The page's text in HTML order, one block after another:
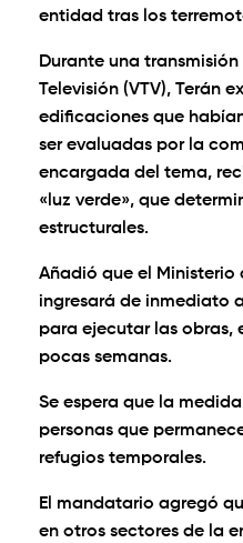
entidad tras los
Durante una
Televisión (VTV), Terán
edificaciones que
ser evaluadas por la
encargada del tema,
«luz verde», que
estructurales.
Añadió que el Ministerio
ingresará de inmediato
para ejecutar las obras,
pocas semanas.
Se espera que la
personas que
refugios temporales.
El mandatario agregó
en otros sectores de la